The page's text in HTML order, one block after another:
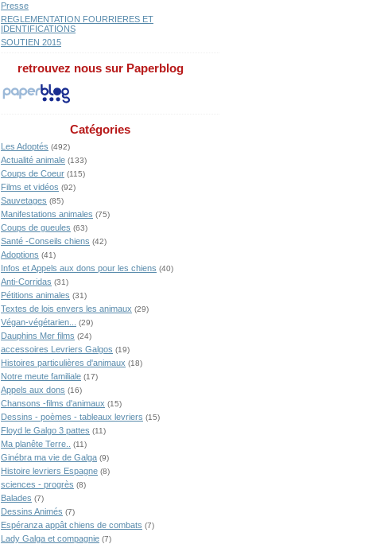
Presse
REGLEMENTATION FOURRIERES ET
IDENTIFICATIONS
SOUTIEN 2015
retrouvez nous sur Paperblog
Catégories
Les Adoptés (492)
Actualité animale (133)
Coups de Coeur (115)
Films et vidéos (92)
Sauvetages (85)
Manifestations animales (75)
Coups de gueules (63)
Santé -Conseils chiens (42)
Adoptions (41)
Infos et Appels aux dons pour les chiens (40)
Anti-Corridas (31)
Pétitions animales (31)
Textes de lois envers les animaux (29)
Végan-végétarien... (29)
Dauphins Mer films (24)
accessoires Levriers Galgos (19)
Histoires particulières d'animaux (18)
Notre meute familiale (17)
Appels aux dons (16)
Chansons -films d'animaux (15)
Dessins - poèmes - tableaux levriers (15)
Floyd le Galgo 3 pattes (11)
Ma planête Terre.. (11)
Ginébra ma vie de Galga (9)
Histoire levriers Espagne (8)
sciences - progrès (8)
Balades (7)
Dessins Animés (7)
Espéranza appât chiens de combats (7)
Lady Galga et compagnie (7)